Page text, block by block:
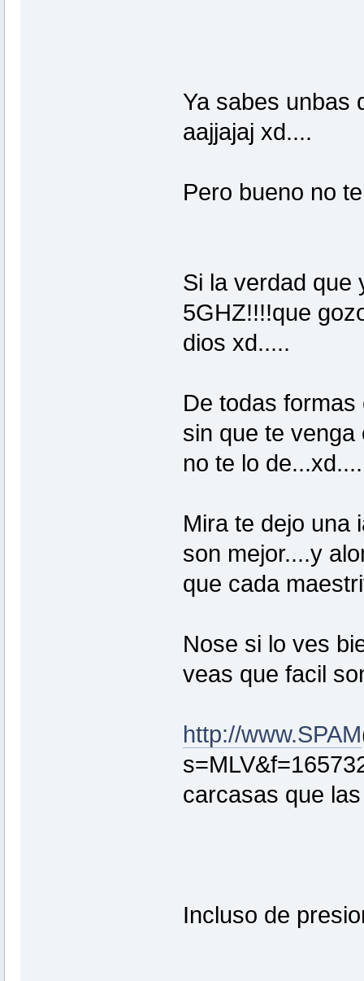
Ya sabes unbas
aajjajaj xd....
Pero bueno no
Si la verdad que
5GHZ!!!!que
dios xd.....
De todas
sin que te
no te lo de...xd....
Mira te dejo una
son mejor....y
que cada
Nose si lo ves
veas que facil
http://www.SPAM
carcasas que
Incluso de